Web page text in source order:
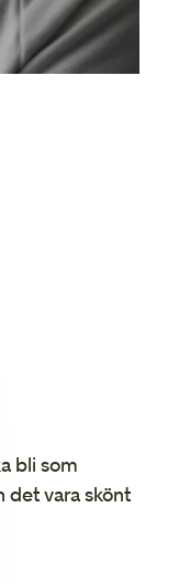
bli som
det vara skönt